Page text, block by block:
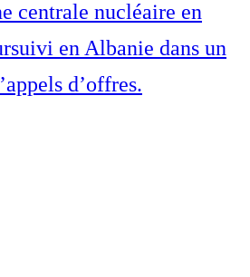
centrale nucléaire en
en Albanie dans un
d’offres.